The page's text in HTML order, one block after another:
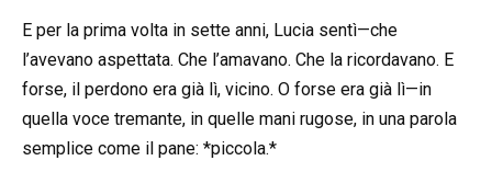
E per la prima volta in sette anni, Lucia sentì—che
l’avevano aspettata. Che l’amavano. Che la ricordavano. E
forse, il perdono era già lì, vicino. O forse era già lì—in
quella voce tremante, in quelle mani rugose, in una parola
semplice come il pane: *piccola.*